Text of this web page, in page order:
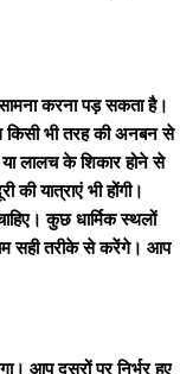
करना पड़ सकता है।
भी तरह की अनबन से
या लालच के शिकार होने से
यात्राएं भी होंगी।
कुछ धार्मिक स्थलों
सही तरीके से करेंगे। आप
आप दूसरों पर निर्भर हुए